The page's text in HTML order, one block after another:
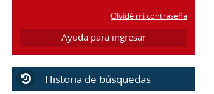
Olvidé mi contraseña
Ayuda para ingresar
Historia de búsquedas